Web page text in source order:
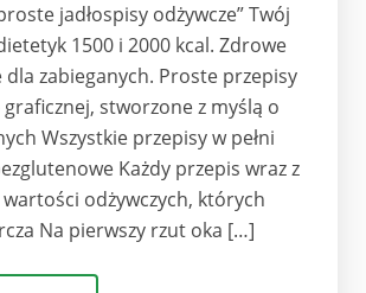
jadłospisy odżywcze” Twój
1500 i 2000 kcal. Zdrowe
dla zabieganych. Proste przepisy
stworzone z myślą o
Wszystkie przepisy w pełni
Każdy przepis wraz z
odżywczych, których
Na pierwszy rzut oka […]